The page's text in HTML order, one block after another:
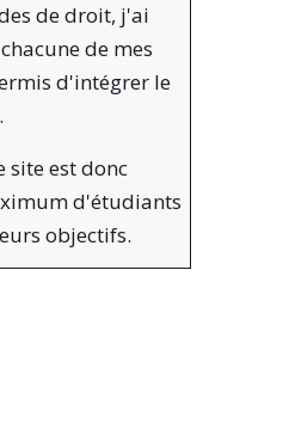
de droit, j'ai
de mes
d'intégrer le
site est donc
d'étudiants
objectifs.